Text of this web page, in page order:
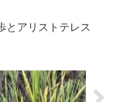
とアリストテレス